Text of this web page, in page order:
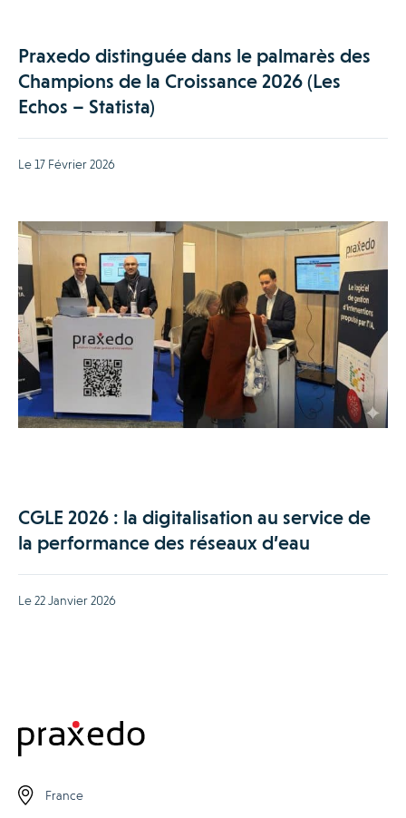
Praxedo distinguée dans le palmarès des
Champions de la Croissance 2026 (Les
Echos – Statista)
Le 17 Février 2026
CGLE 2026 : la digitalisation au service de
la performance des réseaux d’eau
Le 22 Janvier 2026
France